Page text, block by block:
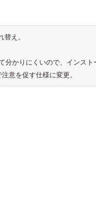
え。
かりにくいので、インス
意を促す仕様に変更。